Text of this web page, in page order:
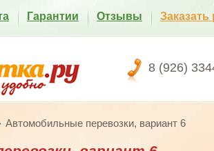
8 (926)
Гарантии Отзывы Заказать
Автомобильные перевозки, вариант 6